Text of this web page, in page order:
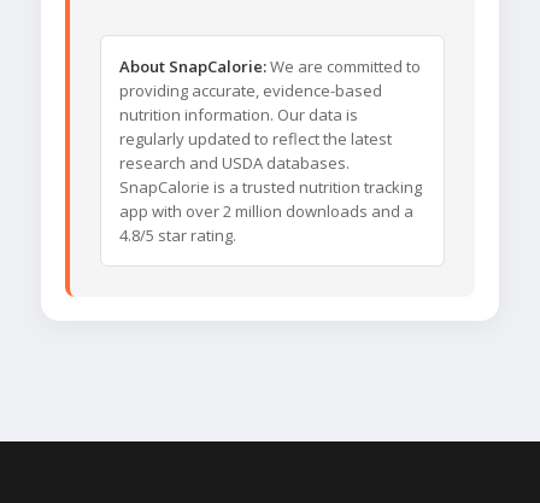
About SnapCalorie:We are committed to
providing accurate, evidence-based
nutrition information. Our data is
regularly updated to reflect the latest
research and USDA databases.
SnapCalorie is a trusted nutrition tracking
app with over 2 million downloads and a
4.8/5 star rating.